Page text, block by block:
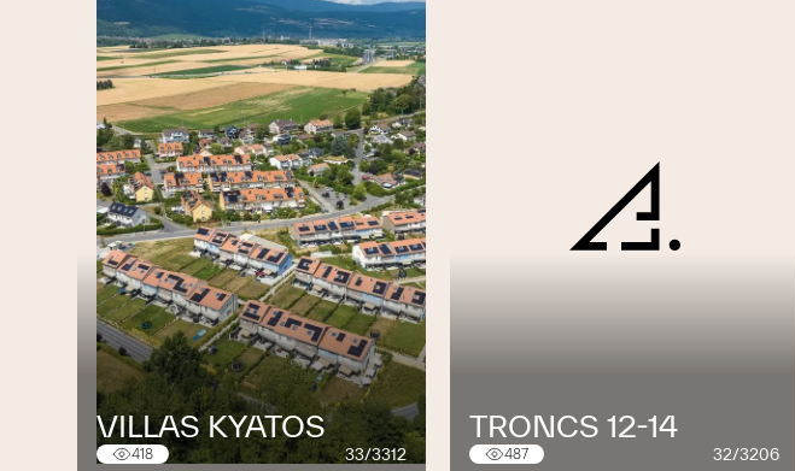
Si vous construisez, si vous transformez, notre équipe se
disposition pour tous conseils, renseignements ou études de
Menuiserie - Fenêtres et Volets aluminium - Cuisines
Dans nos vastes locaux, vous pourrez découvrir une exposition
collection complète de faces, des échantillons de fenêtres en
aluminium, des volets aluminium, des poignées de porte, des
bois et de stratifié, ainsi qu'un agencement de bureaux complet
Tout est à votre disposition afin de faire votre choix dans les
Notre entreprise est active principalement dans le canton de
satisfaire notre clientèle, nous nous déplaçons dans toute la
VILLAS KYATOS
418 33/3312
TRONCS 12-14
487 32/3206